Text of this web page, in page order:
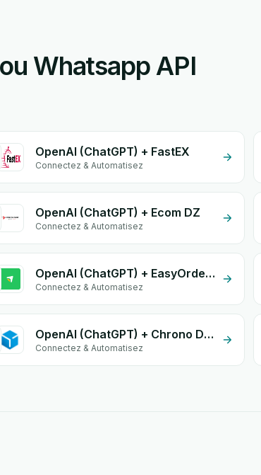
Whatsapp API
OpenAI (ChatGPT) + FastEX
Connectez & Automatisez
OpenAI (ChatGPT) + Ecom DZ
Connectez & Automatisez
OpenAI (ChatGPT) + EasyOrders
Connectez & Automatisez
OpenAI (ChatGPT) + Chrono Diali
Connectez & Automatisez